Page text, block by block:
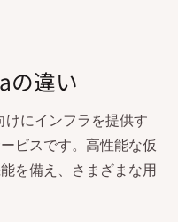
の違い
にインフラを提供す
ビスです。高性能な仮
を備え、さまざまな用